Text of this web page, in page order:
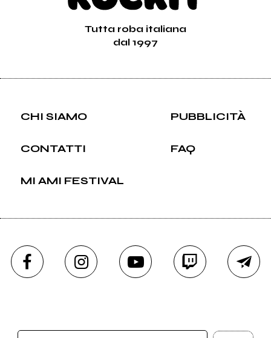
Tutta roba italiana
dal 1997
CHI SIAMO PUBBLICITÀ
CONTATTI FAQ
MI AMI FESTIVAL